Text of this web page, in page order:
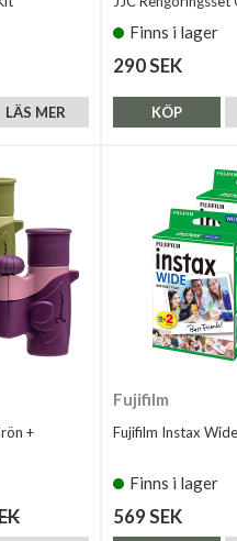
LÄS MER
Finns i lager
290 SEK
KÖP
+
Fujifilm
Fujifilm Instax
Finns i lager
569 SEK